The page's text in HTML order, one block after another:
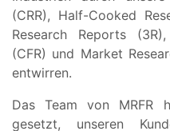
(CRR), Half-Cooked
Research Reports
(CFR) und Market
entwirren.
Das Team von MRFR
gesetzt, unseren